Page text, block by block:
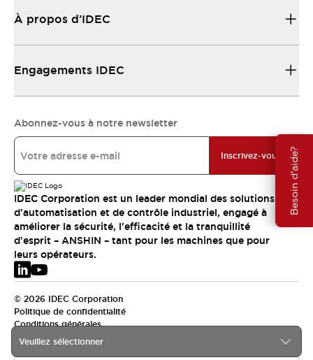
Besoin d'aide?
Veuillez sélectionner
À propos d’IDEC
Engagements IDEC
Abonnez-vous à notre newsletter
Inscrivez-vous
IDEC Corporation est un leader mondial des solutions
d'automatisation et de contrôle industriel, engagé à
améliorer la sécurité, l'efficacité et la tranquillité
d'esprit – ANSHIN – tant pour les machines que pour
leurs opérateurs.
© 2026 IDEC Corporation
Politique de confidentialité
Conditions générales
EMEA